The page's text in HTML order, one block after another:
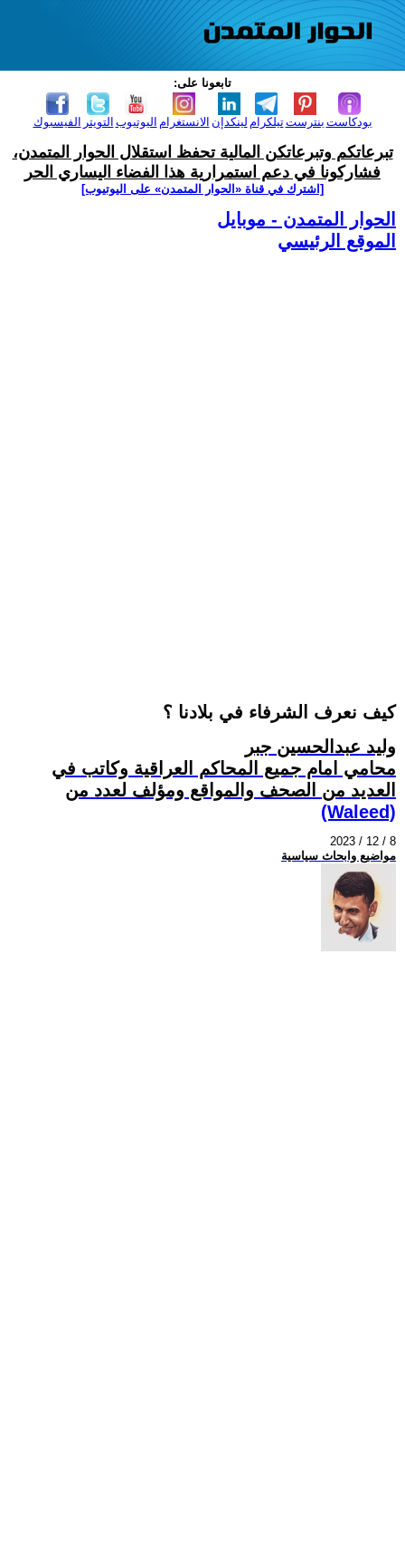
تابعونا على:
الفيسبوك التويتر اليوتيوب الانستغرام لينكدإن تيلكرامبنترست بودكاست
تبرعاتكم وتبرعاتكن المالية تحفظ استقلال الحوار المتمدن،
فشاركونا في دعم استمرارية هذا الفضاء اليساري الحر
[اشترك في قناة ‫«الحوار المتمدن» على اليوتيوب]
الحوار المتمدن - موبايل
الموقع الرئيسي
كيف نعرف الشرفاء في بلادنا ؟
وليد عبدالحسين جبر
محامي امام جميع المحاكم العراقية وكاتب في
العديد من الصحف والمواقع ومؤلف لعدد من
(Waleed)
2023 / 12 / 8
مواضيع وابحاث سياسية